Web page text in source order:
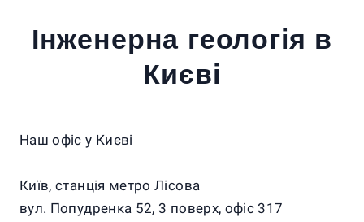
Інженерна геологія в
Києві
Наш офіс у Києві
Київ, станція метро Лісова
вул. Попудренка 52, 3 поверх, офіс 317